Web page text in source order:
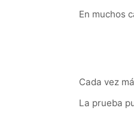
En muchos
Cada vez
La prueba